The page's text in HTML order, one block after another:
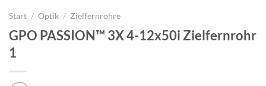
Start / Optik / Zielfernrohre
GPO PASSION™ 3X 4-12x50i Zielfernrohr
1